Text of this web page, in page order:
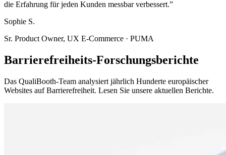
die Erfahrung für jeden Kunden messbar verbessert.”
Sophie S.
Sr. Product Owner, UX E-Commerce · PUMA
Barrierefreiheits-Forschungsberichte
Das QualiBooth-Team analysiert jährlich Hunderte europäischer
Websites auf Barrierefreiheit. Lesen Sie unsere aktuellen Berichte.